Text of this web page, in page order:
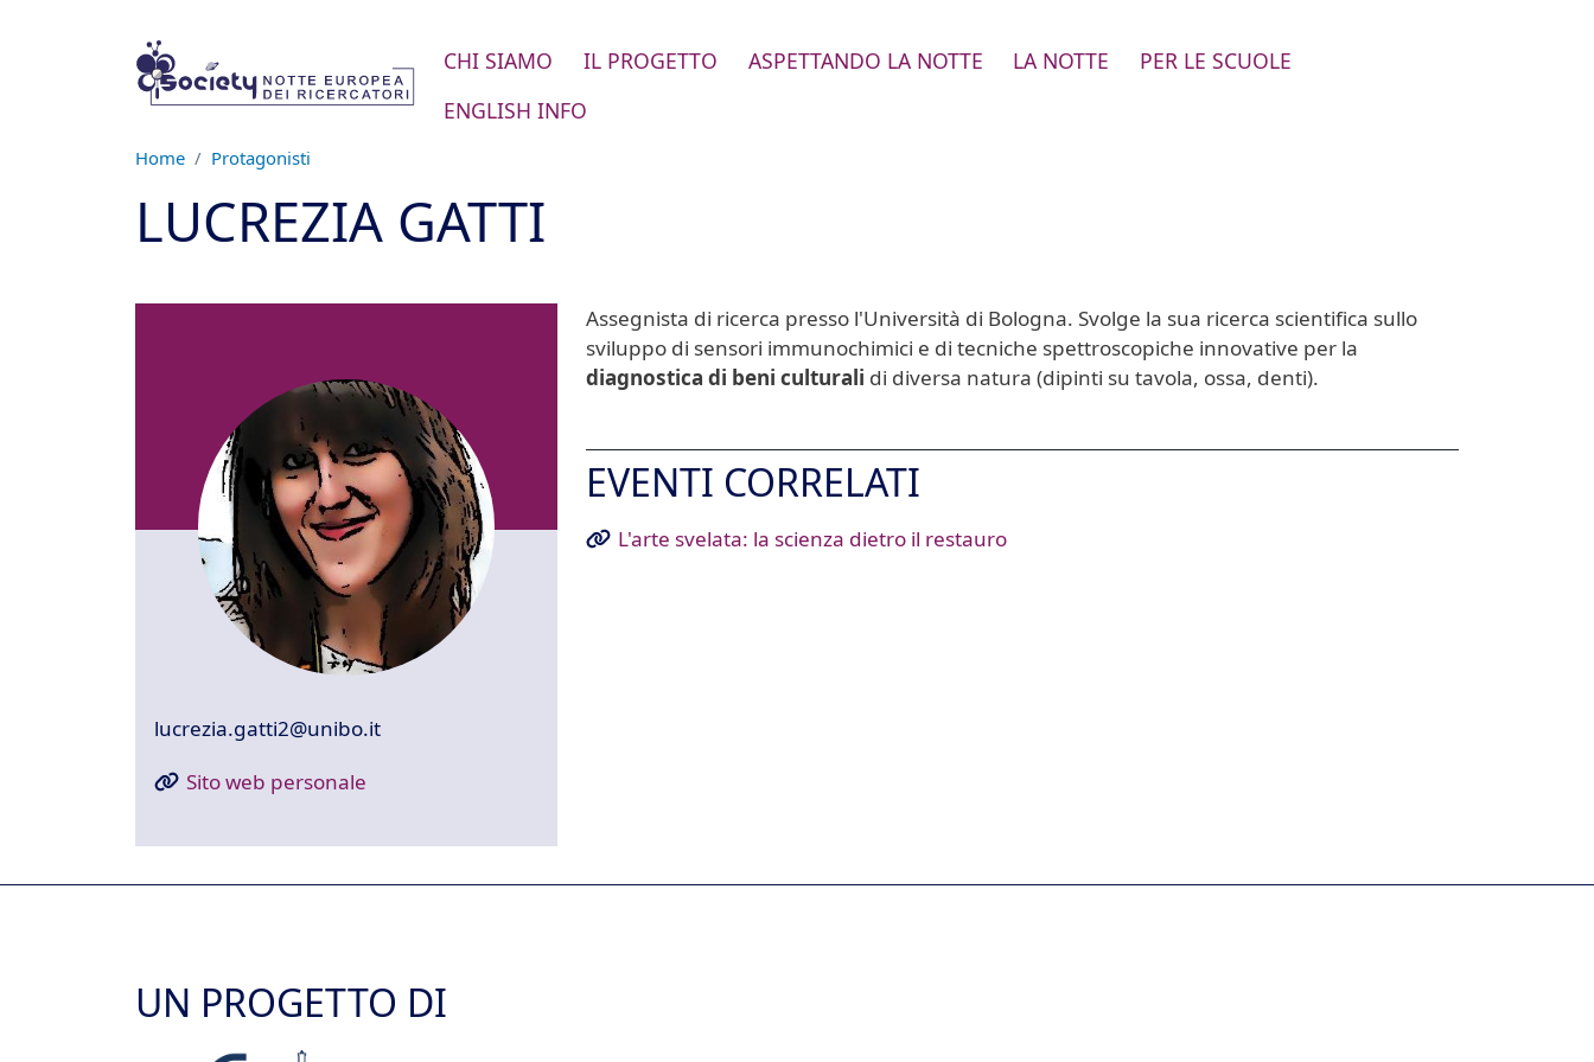
CHI SIAMO IL PROGETTO ASPETTANDO LA NOTTE LA NOTTE
PER LE SCUOLE
ENGLISH INFO
Home Protagonisti
LUCREZIA GATTI
lucrezia.gatti2@unibo.it
Sito web personale
Assegnista di ricerca presso l'Università di Bologna. Svolge la sua ricerca scientifica sullo
sviluppo di sensori immunochimici e di tecniche spettroscopiche innovative per la
diagnostica di beni culturali di diversa natura (dipinti su tavola, ossa, denti).
EVENTI CORRELATI
L'arte svelata: la scienza dietro il restauro
UN PROGETTO DI